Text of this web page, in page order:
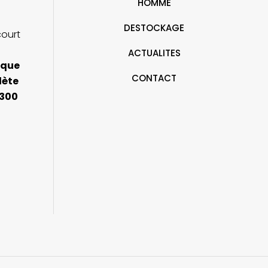
HOMME
DESTOCKAGE
ACTUALITES
CONTACT